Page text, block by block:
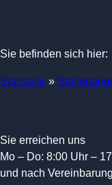
Sie befinden sich hier:
Startseite »
Sie erreichen uns
Mo – Do: 8:00 Uhr –
und nach Vereinbarung